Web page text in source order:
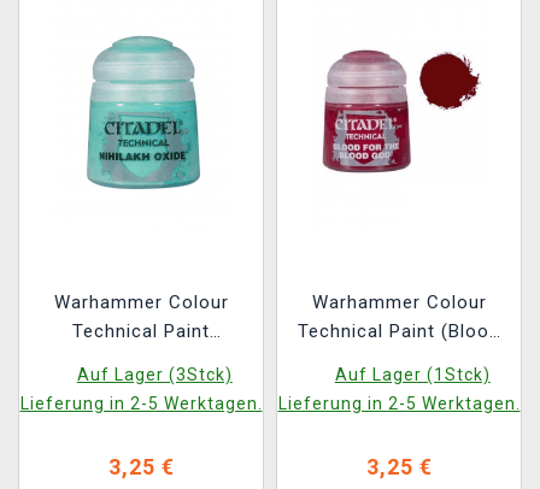
Warhammer Colour
Technical Paint
Texturfarbe
Auf Lager (3Stck)
Lieferung in 2-5 Werktagen.
3,25 €
Warhammer Colour
Technical Paint (Blood
Texturfarbe – Blut
Auf Lager (1Stck)
Lieferung in 2-5 Werktagen.
3,25 €